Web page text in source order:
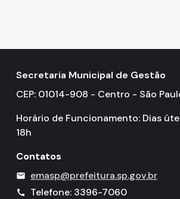
Secretaria Municipal de Gestão
CEP: 01014-908 - Centro - São
Horário de Funcionamento: Dias
18h
Contatos
mail emasp@prefeitura.sp.gov.br
call
Telefone: 3396-7060